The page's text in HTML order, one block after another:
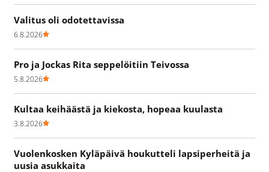
Valitus oli odotettavissa
6.8.2026
Pro ja Jockas Rita seppelöitiin Teivossa
5.8.2026
Kultaa keihäästä ja kiekosta, hopeaa kuulasta
3.8.2026
Vuolenkosken Kyläpäivä houkutteli lapsiperheitä ja
uusia asukkaita